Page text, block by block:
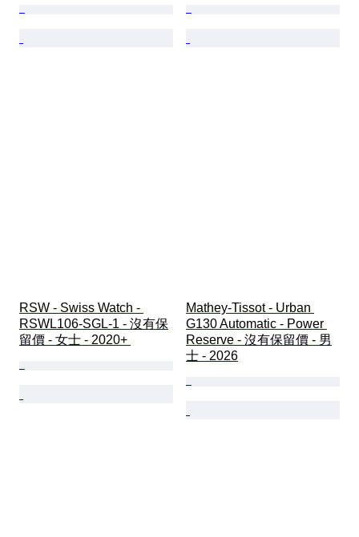
RSW - Swiss Watch -
RSWL106-SGL-1 - 沒有保
留價 - 女士 - 2020+
Mathey-Tissot - Urban
G130 Automatic - Power
Reserve - 沒有保留價 - 男
士 - 2026